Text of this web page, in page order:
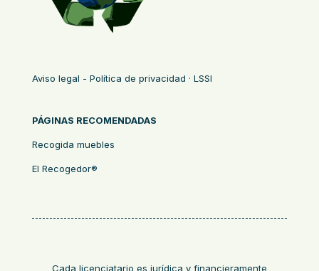
Aviso legal - Política de privacidad · LSSI
PÁGINAS RECOMENDADAS
Recogida muebles
El Recogedor®
Cada licenciatario es jurídica y financieramente